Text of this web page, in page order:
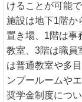
けることが可能で
施設は地下1階か
置き場、1階は事
教室、3階は職員
は普通教室や多
ンプールームや
奨学金制度につ